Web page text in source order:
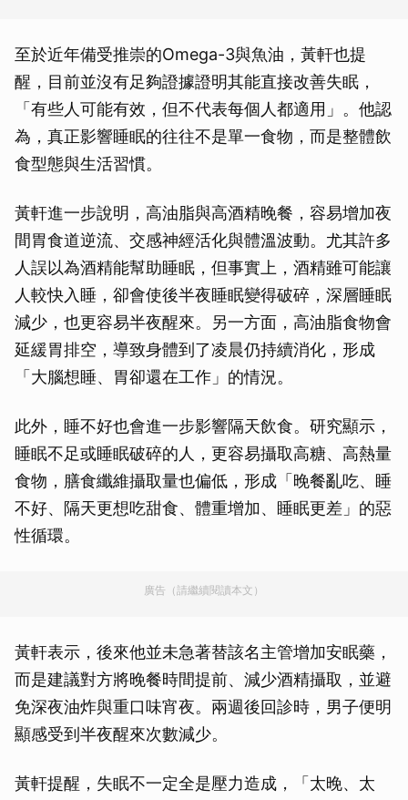
至於近年備受推崇的Omega-3與魚油，黃軒也提
醒，目前並沒有足夠證據證明其能直接改善失眠，
「有些人可能有效，但不代表每個人都適用」。他認
為，真正影響睡眠的往往不是單一食物，而是整體飲
食型態與生活習慣。
黃軒進一步說明，高油脂與高酒精晚餐，容易增加夜
間胃食道逆流、交感神經活化與體溫波動。尤其許多
人誤以為酒精能幫助睡眠，但事實上，酒精雖可能讓
人較快入睡，卻會使後半夜睡眠變得破碎，深層睡眠
減少，也更容易半夜醒來。另一方面，高油脂食物會
延緩胃排空，導致身體到了凌晨仍持續消化，形成
「大腦想睡、胃卻還在工作」的情況。
此外，睡不好也會進一步影響隔天飲食。研究顯示，
睡眠不足或睡眠破碎的人，更容易攝取高糖、高熱量
食物，膳食纖維攝取量也偏低，形成「晚餐亂吃、睡
不好、隔天更想吃甜食、體重增加、睡眠更差」的惡
性循環。
廣告（請繼續閱讀本文）
黃軒表示，後來他並未急著替該名主管增加安眠藥，
而是建議對方將晚餐時間提前、減少酒精攝取，並避
免深夜油炸與重口味宵夜。兩週後回診時，男子便明
顯感受到半夜醒來次數減少。
黃軒提醒，失眠不一定全是壓力造成，「太晚、太